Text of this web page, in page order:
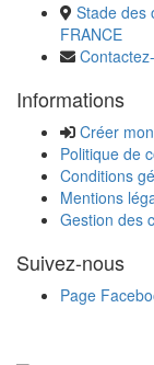
Stade des
FRANCE
Informations
Créer
Politique de
Conditions
Mentions
Gestion des
Suivez-nous
Page